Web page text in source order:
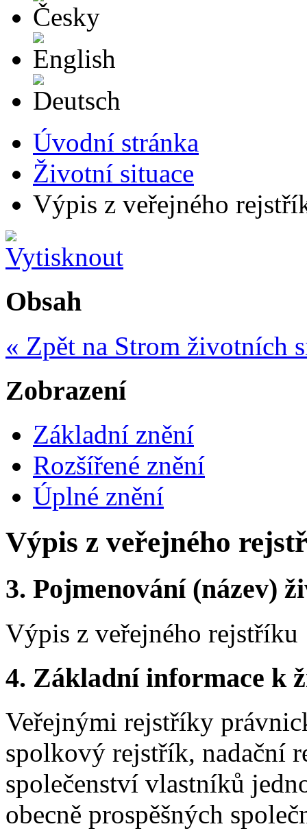
Úvodní stránka
Životní situace
Výpis z veřejného
Obsah
« Zpět na Strom životních
Zobrazení
Základní znění
Rozšířené znění
Úplné znění
Výpis z veřejného
3. Pojmenování (název)
Výpis z veřejného rejstříku
4. Základní informace k
Veřejnými rejstříky
spolkový rejstřík, nadační
společenství vlastníků
obecně prospěšných